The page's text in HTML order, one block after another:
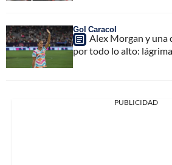
Gol Caracol
Alex Morgan y una
por todo lo alto:
PUBLICIDAD